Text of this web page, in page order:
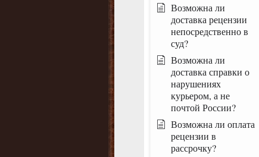
Возможна ли
доставка рецензии
непосредственно в
суд?
Возможна ли
доставка справки о
нарушениях
курьером, а не
почтой России?
Возможна ли оплата
рецензии в
рассрочку?